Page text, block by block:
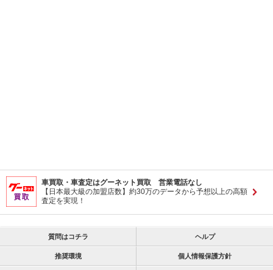
車買取・車査定はグーネット買取 営業電話なし
【日本最大級の加盟店数】約30万のデータから予想以上の高額
査定を実現！
質問はコチラ ヘルプ
推奨環境 個人情報保護方針